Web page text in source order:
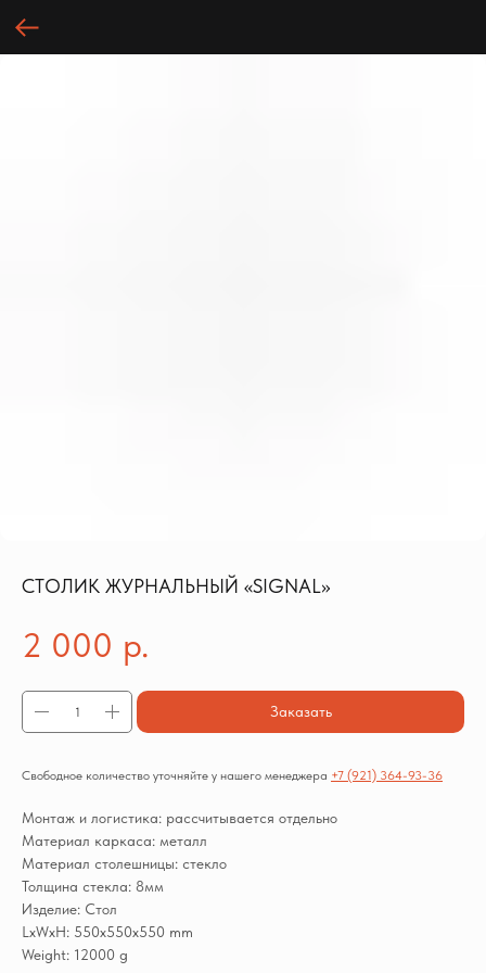
СТОЛИК ЖУРНАЛЬНЫЙ «SIGNAL»
2 000 р.
Заказать
Свободное количество уточняйте у нашего менеджера +7 (921) 364-93-36
Монтаж и логистика: рассчитывается отдельно
Материал каркаса: металл
Материал столешницы: стекло
Толщина стекла: 8мм
Изделие: Стол
LxWxH: 550x550x550 mm
Weight: 12000 g